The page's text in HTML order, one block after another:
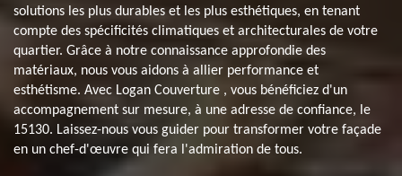
solutions les plus durables et les plus esthétiques, en tenant
compte des spécificités climatiques et architecturales de votre
quartier. Grâce à notre connaissance approfondie des
matériaux, nous vous aidons à allier performance et
esthétisme. Avec Logan Couverture , vous bénéficiez d'un
accompagnement sur mesure, à une adresse de confiance, le
15130. Laissez-nous vous guider pour transformer votre façade
en un chef-d'œuvre qui fera l'admiration de tous.